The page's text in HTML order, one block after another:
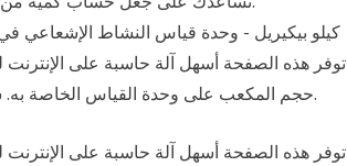
توفر هذه الصفحة أسهل آلة حاسبة على
حجم المكعب على وحدة القياس الخاصة به. شاهد الفيديو: كيفية حساب حجم الأسطوانة (سبتمبر 2020).
توفر هذه الصفحة أسهل آلة حاسبة على